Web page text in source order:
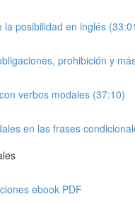
la posibilidad en inglés
prohibición y
verbos modales (37:10)
en las frases
ebook PDF